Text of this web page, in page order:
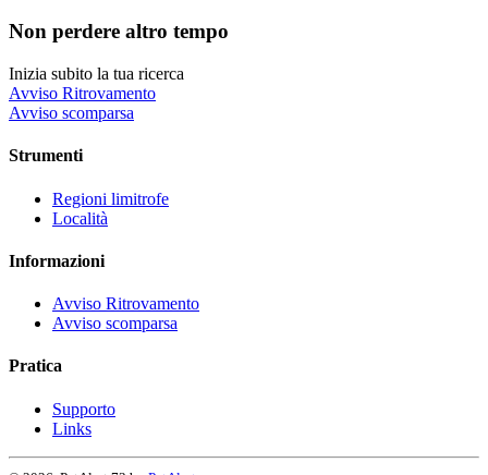
Non perdere altro tempo
Inizia subito la tua ricerca
Avviso Ritrovamento
Avviso scomparsa
Strumenti
Regioni limitrofe
Località
Informazioni
Avviso Ritrovamento
Avviso scomparsa
Pratica
Supporto
Links